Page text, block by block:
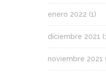
enero 2022 (1)
diciembre 2021
noviembre 2021